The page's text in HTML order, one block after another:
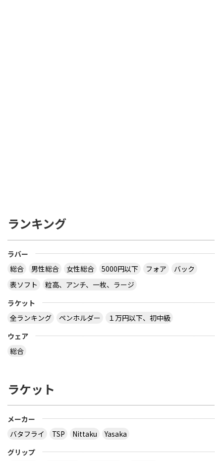
ランキング
ラバー
総合
男性総合 女性総合 5000円以下 フォア
バック
表ソフト
粒高、アンチ、一枚、ラージ
ラケット
全ランキング
ペンホルダー
１万円以下、初中級
ウェア
総合
ラケット
メーカー
バタフライ
TSP Nittaku
Yasaka
グリップ